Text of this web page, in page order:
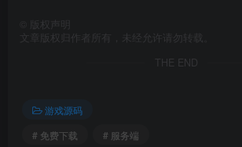
版权声明
文章版权归作者所有，未经允许请勿转载。
THE END
游戏源码
# 免费下载
# 服务端